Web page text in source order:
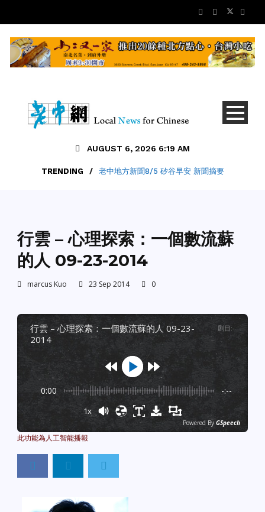
AUGUST 6, 2026 6:19 AM
TRENDING / 老中地方新聞8/5 矽谷早安 新聞摘要
行雲 – 心理探索：一個數流蘇
的人 09-23-2014
marcus Kuo 23 Sep 2014 0
行雲 – 心理探索：一個數流蘇的人 09-23-
2014
剧目 :-
0:00 -:--
1x
Powered By GSpeech